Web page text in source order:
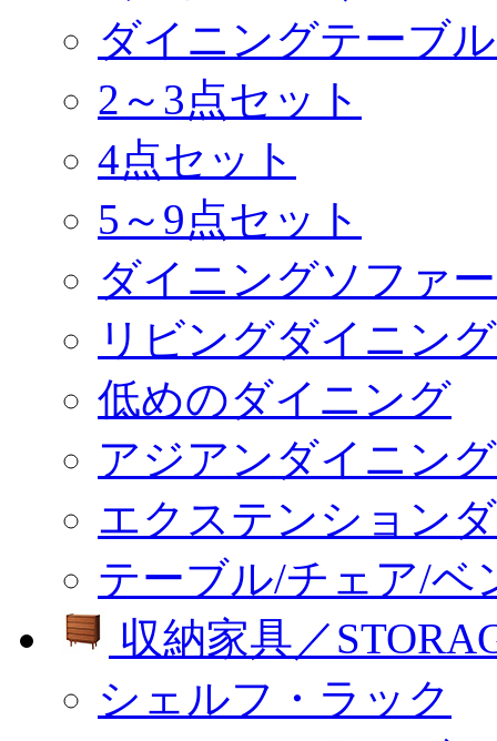
ダイニングテーブ
2～3点セット
4点セット
5～9点セット
ダイニングソファ
リビングダイニン
低めのダイニング
アジアンダイニング
エクステンション
テーブル/チェア/ベ
収納家具／
シェルフ・ラック